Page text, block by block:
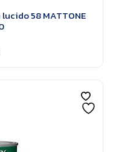
58 MATTONE